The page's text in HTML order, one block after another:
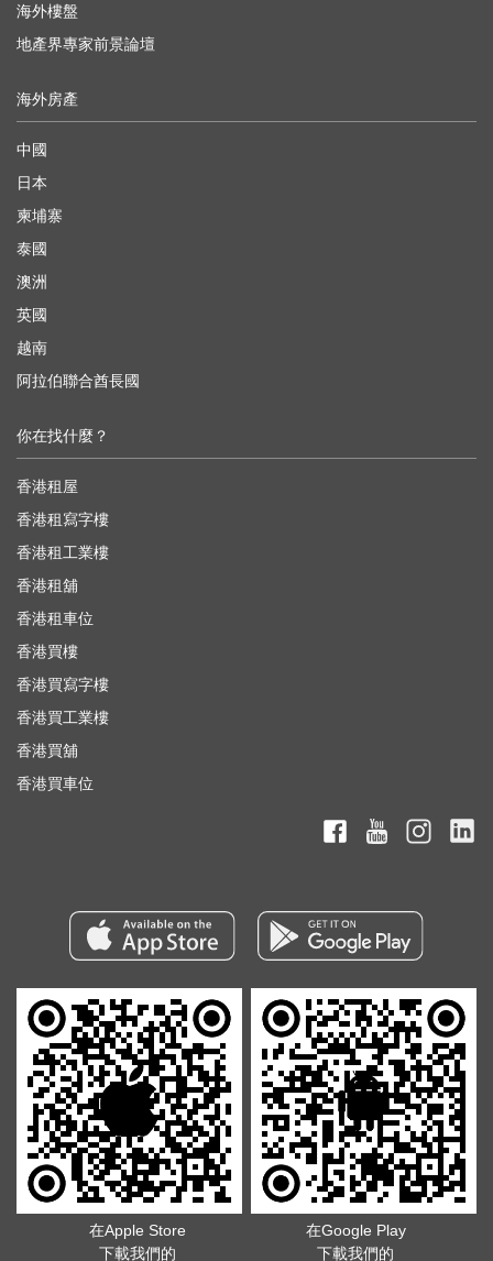
海外樓盤
地產界專家前景論壇
海外房產
中國
日本
柬埔寨
泰國
澳洲
英國
越南
阿拉伯聯合酋長國
你在找什麼？
香港租屋
香港租寫字樓
香港租工業樓
香港租舖
香港租車位
香港買樓
香港買寫字樓
香港買工業樓
香港買舖
香港買車位
在Apple Store
下載我們的
在Google Play
下載我們的